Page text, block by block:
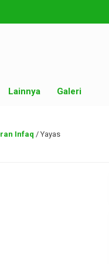
Lainnya Galeri
Infaq / Yayas